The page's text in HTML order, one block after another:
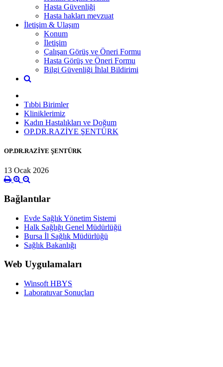
Hasta Güvenliği
Hasta hakları mevzuat
İletişim & Ulaşım
Konum
İletişim
Çalışan Görüş ve Öneri Formu
Hasta Görüş ve Öneri Formu
Bilgi Güvenliği İhlal Bildirimi
Tıbbi Birimler
Kliniklerimiz
Kadın Hastalıkları ve Doğum
OP.DR.RAZİYE ŞENTÜRK
OP.DR.RAZİYE ŞENTÜRK
13 Ocak 2026
Bağlantılar
Evde Sağlık Yönetim Sistemi
Halk Sağlığı Genel Müdürlüğü
Bursa İl Sağlık Müdürlüğü
Sağlık Bakanlığı
Web Uygulamaları
Winsoft HBYS
Laboratuvar Sonuçları